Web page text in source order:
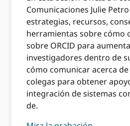
Comunicaciones Julie
estrategias, recursos,
herramientas sobre cómo
sobre ORCID para
investigadores dentro de
cómo comunicar acerca de
colegas para obtener
integración de sistemas
de.